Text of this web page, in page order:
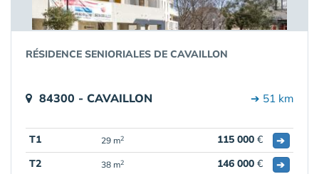
RÉSIDENCE SENIORIALES DE CAVAILLON
84300 - CAVAILLON ➔ 51 km
T1 29 m2 115 000 €
➔
T2
38 m2 146 000 € ➔